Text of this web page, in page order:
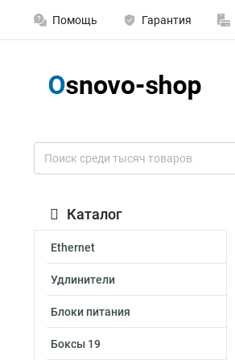
Помощь Гарантия
Каталог
Ethernet
Удлинители
Блоки питания
Боксы 19